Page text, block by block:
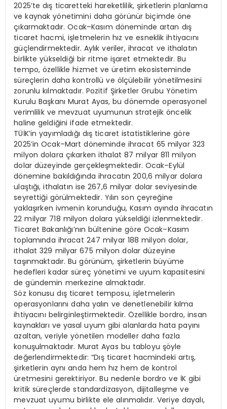
2025’te dış ticaretteki hareketlilik, şirketlerin planlama
ve kaynak yönetimini daha görünür biçimde öne
çıkarmaktadır. Ocak–Kasım döneminde artan dış
ticaret hacmi, işletmelerin hız ve esneklik ihtiyacını
güçlendirmektedir. Aylık veriler, ihracat ve ithalatın
birlikte yükseldiği bir ritme işaret etmektedir. Bu
tempo, özellikle hizmet ve üretim ekosisteminde
süreçlerin daha kontrollü ve ölçülebilir yönetilmesini
zorunlu kılmaktadır. Pozitif Şirketler Grubu Yönetim
Kurulu Başkanı Murat Ayas, bu dönemde operasyonel
verimlilik ve mevzuat uyumunun stratejik öncelik
haline geldiğini ifade etmektedir.
TÜİK’in yayımladığı dış ticaret istatistiklerine göre
2025’in Ocak–Mart döneminde ihracat 65 milyar 323
milyon dolara çıkarken ithalat 87 milyar 811 milyon
dolar düzeyinde gerçekleşmektedir. Ocak–Eylül
dönemine bakıldığında ihracatın 200,6 milyar dolara
ulaştığı, ithalatın ise 267,6 milyar dolar seviyesinde
seyrettiği görülmektedir. Yılın son çeyreğine
yaklaşırken ivmenin korunduğu, Kasım ayında ihracatın
22 milyar 718 milyon dolara yükseldiği izlenmektedir.
Ticaret Bakanlığı’nın bültenine göre Ocak–Kasım
toplamında ihracat 247 milyar 188 milyon dolar,
ithalat 329 milyar 675 milyon dolar düzeyine
taşınmaktadır. Bu görünüm, şirketlerin büyüme
hedefleri kadar süreç yönetimi ve uyum kapasitesini
de gündemin merkezine almaktadır.
Söz konusu dış ticaret temposu, işletmelerin
operasyonlarını daha yalın ve denetlenebilir kılma
ihtiyacını belirginleştirmektedir. Özellikle bordro, insan
kaynakları ve yasal uyum gibi alanlarda hata payını
azaltan, veriyle yönetilen modeller daha fazla
konuşulmaktadır. Murat Ayas bu tabloyu şöyle
değerlendirmektedir: “Dış ticaret hacmindeki artış,
şirketlerin aynı anda hem hız hem de kontrol
üretmesini gerektiriyor. Bu nedenle bordro ve İK gibi
kritik süreçlerde standardizasyon, dijitalleşme ve
mevzuat uyumu birlikte ele alınmalıdır. Veriye dayalı,